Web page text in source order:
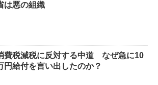
は悪の組織
費税減税に反対する中道 なぜ急に10
円給付を言い出したのか？